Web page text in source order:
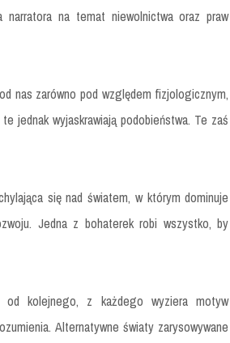
narratora na temat niewolnictwa oraz praw
nas zarówno pod względem fizjologicznym,
jednak wyjaskrawiają podobieństwa. Te zaś
się nad światem, w którym dominuje
Jedna z bohaterek robi wszystko, by
od kolejnego, z każdego wyziera motyw
Alternatywne światy zarysowywane